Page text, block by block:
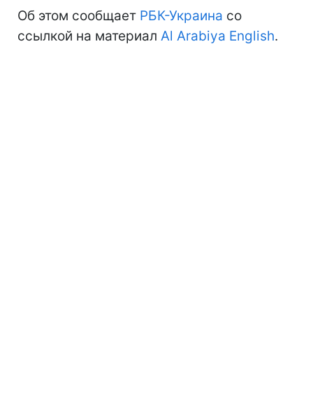
Об этом сообщает РБК-Украина со
ссылкой на материал Al Arabiya English.